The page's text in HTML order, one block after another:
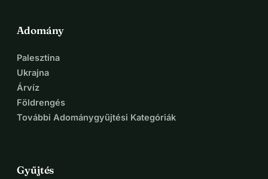
Adomány
Palesztina
Ukrajna
Árvíz
Földrengés
További Adománygyűjtési Kategóriák
Gyűjtés